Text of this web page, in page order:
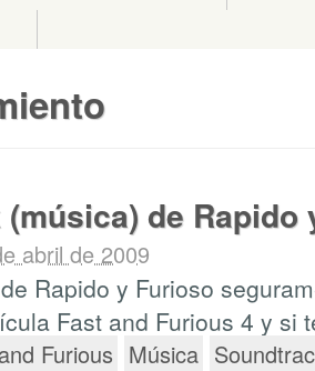
de Rapido
abril de 2009
Rapido y Furioso
Fast and Furious 4 y si
Furious Música